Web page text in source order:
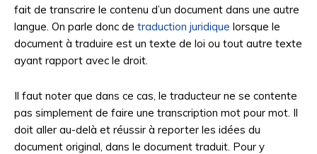
fait de transcrire le contenu d’un document dans une autre
langue. On parle donc de traduction juridique lorsque le
document à traduire est un texte de loi ou tout autre texte
ayant rapport avec le droit.
Il faut noter que dans ce cas, le traducteur ne se contente
pas simplement de faire une transcription mot pour mot. Il
doit aller au-delà et réussir à reporter les idées du
document original, dans le document traduit. Pour y